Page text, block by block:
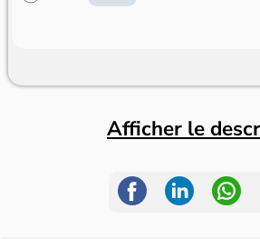
Afficher le